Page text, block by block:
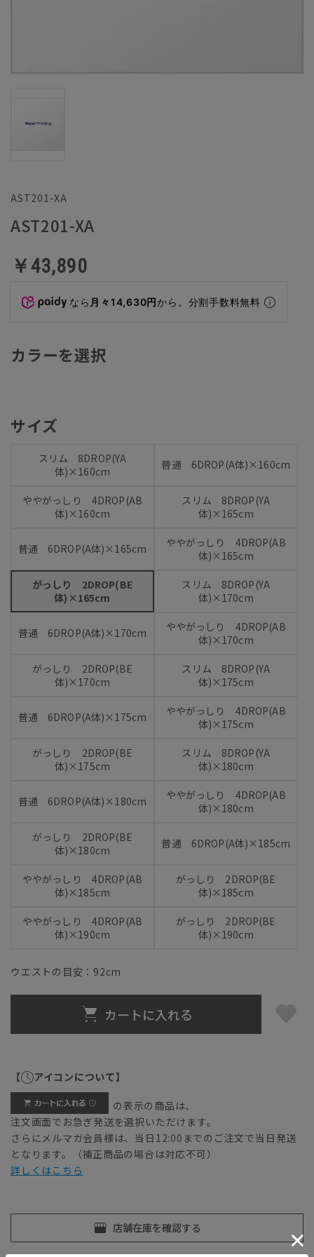
AST201-XA
AST201-XA
￥43,890
なら 月々14,630円から。分割手数料無料
カラーを選択
サイズ
スリム 8DROP(YA
体)×160cm
普通 6DROP(A体)×160cm
ややがっしり 4DROP(AB
体)×160cm
スリム 8DROP(YA
体)×165cm
普通 6DROP(A体)×165cm
ややがっしり 4DROP(AB
体)×165cm
がっしり 2DROP(BE
体)×165cm
スリム 8DROP(YA
体)×170cm
普通 6DROP(A体)×170cm
ややがっしり 4DROP(AB
体)×170cm
がっしり 2DROP(BE
体)×170cm
スリム 8DROP(YA
体)×175cm
普通 6DROP(A体)×175cm
ややがっしり 4DROP(AB
体)×175cm
がっしり 2DROP(BE
体)×175cm
スリム 8DROP(YA
体)×180cm
普通 6DROP(A体)×180cm
ややがっしり 4DROP(AB
体)×180cm
がっしり 2DROP(BE
体)×180cm
普通 6DROP(A体)×185cm
ややがっしり 4DROP(AB
体)×185cm
がっしり 2DROP(BE
体)×185cm
ややがっしり 4DROP(AB
体)×190cm
がっしり 2DROP(BE
体)×190cm
ウエストの目安： 92cm
カートに入れる
【 アイコンについて】
の表示の商品は、
注文画面でお急ぎ発送を選択いただけます。
さらにメルマガ会員様は、当日12:00までのご注文で当日発送
となります。（補正商品の場合は対応不可）
詳しくはこちら